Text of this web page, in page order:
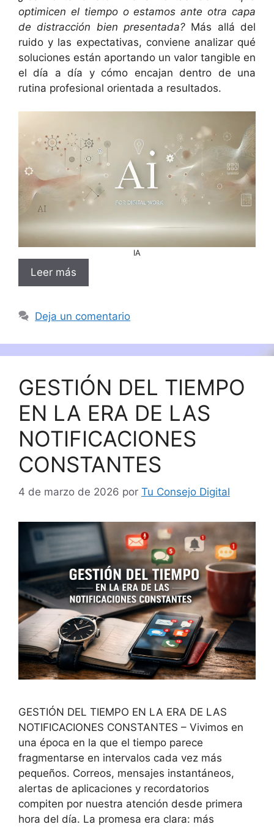
optimicen el tiempo o estamos ante otra capa
de distracción bien presentada? Más allá del
ruido y las expectativas, conviene analizar qué
soluciones están aportando un valor tangible en
el día a día y cómo encajan dentro de una
rutina profesional orientada a resultados.
IA
Leer más
Deja un comentario
GESTIÓN DEL TIEMPO
EN LA ERA DE LAS
NOTIFICACIONES
CONSTANTES
4 de marzo de 2026 por Tu Consejo Digital
GESTIÓN DEL TIEMPO EN LA ERA DE LAS
NOTIFICACIONES CONSTANTES – Vivimos en
una época en la que el tiempo parece
fragmentarse en intervalos cada vez más
pequeños. Correos, mensajes instantáneos,
alertas de aplicaciones y recordatorios
compiten por nuestra atención desde primera
hora del día. La promesa era clara: más